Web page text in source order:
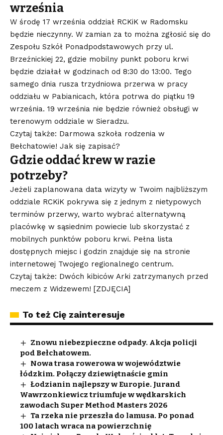
września
W środę 17 września oddział RCKiK w Radomsku
będzie nieczynny. W zamian za to można zgłosić się do
Zespołu Szkół Ponadpodstawowych przy ul.
Brzeźnickiej 22, gdzie mobilny punkt poboru krwi
będzie działał w godzinach od 8:30 do 13:00. Tego
samego dnia rusza trzydniowa przerwa w pracy
oddziału w Pabianicach, która potrwa do piątku 19
września. 19 września nie będzie również obsługi w
terenowym oddziale w Sieradzu.
Czytaj także: Darmowa szkoła rodzenia w
Bełchatowie! Jak się zapisać?
Gdzie oddać krew w razie
potrzeby?
Jeżeli zaplanowana data wizyty w Twoim najbliższym
oddziale RCKiK pokrywa się z jednym z nietypowych
terminów przerwy, warto wybrać alternatywną
placówkę w sąsiednim powiecie lub skorzystać z
mobilnych punktów poboru krwi. Pełna lista
dostępnych miejsc i godzin znajduje się na stronie
internetowej Twojego regionalnego centrum.
Czytaj także: Dwóch kibiców Arki zatrzymanych przed
meczem z Widzewem! [ZDJĘCIA]
To też Cię zainteresuje
Znowu niebezpieczne odpady. Akcja policji
pod Bełchatowem.
Nowa trasa rowerowa w województwie
łódzkim. Połączy dziewiętnaście gmin
Łodzianin najlepszy w Europie. Jurand
Wawrzonkiewicz triumfuje w wędkarskich
zawodach Super Method Masters 2026
Ta rzeka nie przeszła do lamusa. Po ponad
100 latach wraca na powierzchnię